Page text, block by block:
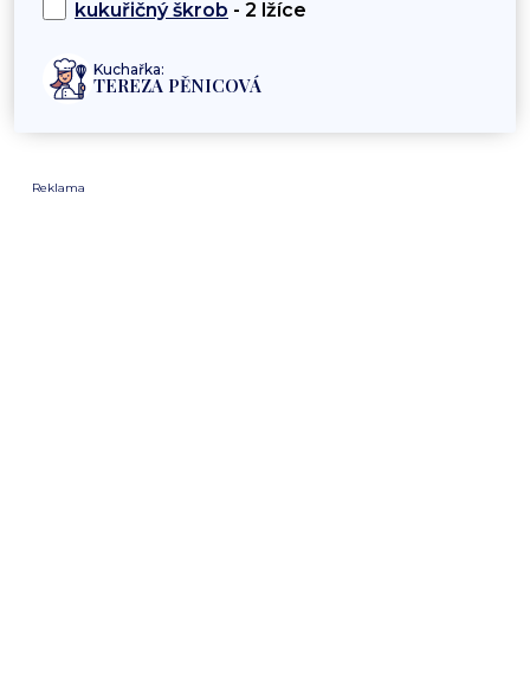
kukuřičný škrob - 2 lžíce
Kuchařka:
TEREZA PĚNICOVÁ
Reklama